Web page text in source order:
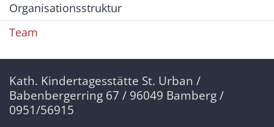
Organisationsstruktur
Team
Kath. Kindertagesstätte St. Urban /
Babenbergerring 67 / 96049 Bamberg /
0951/56915